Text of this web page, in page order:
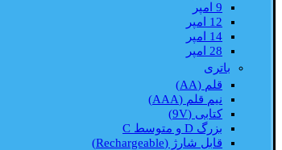
9 امپر
12 امپر
14 امپر
28 امپر
باتری
قلم (AA)
نیم قلم (AAA)
کتابی (9V)
بزرگ D و متوسط C
قابل شارژ (Rechargeable)